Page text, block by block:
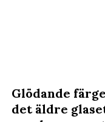
Glödande
det äldre